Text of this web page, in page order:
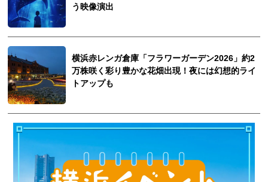
う映像演出
横浜赤レンガ倉庫「フラワーガーデン2026」約2
万株咲く彩り豊かな花畑出現！夜には幻想的ライ
トアップも